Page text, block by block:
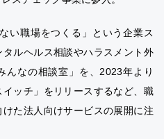
い職場をつくる」という企業ス
ルヘルス相談やハラスメント外
んなの相談室」を、2023年より
ッチ」をリリースするなど、職
た法人向けサービスの展開に注